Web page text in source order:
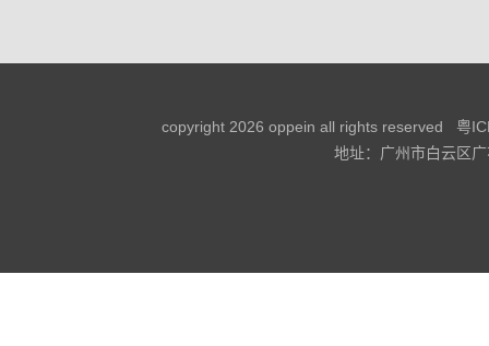
copyright 2026 oppein all rights reserved
粤
地址：广州市白云区